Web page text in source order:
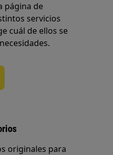
página de
servicios
cuál de ellos se
originales para